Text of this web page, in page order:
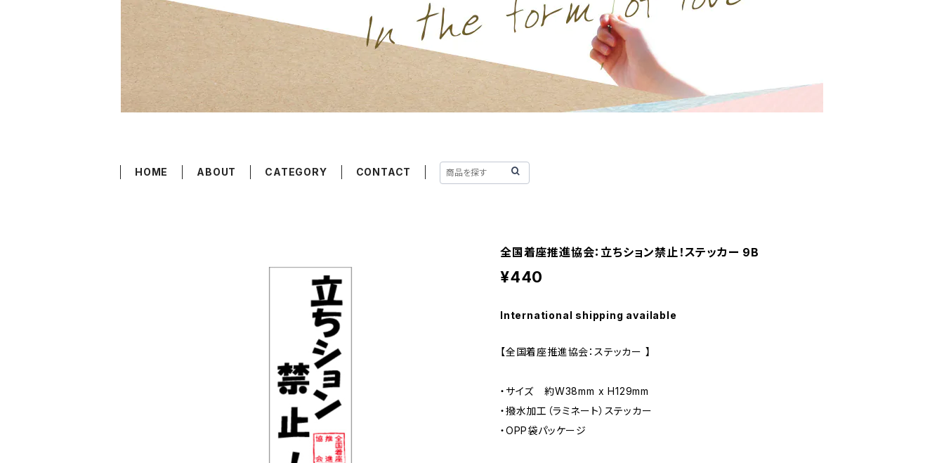
HOME ABOUT CATEGORY CONTACT
全国着座推進協会：立ちション禁止！ステッカー 9B
¥440
International shipping available
【全国着座推進協会：ステッカー 】
・サイズ 約W38mm x H129mm
・撥水加工（ラミネート）ステッカー
・OPP袋パッケージ